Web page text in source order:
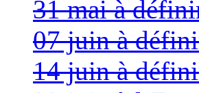
31 mai à
07 juin à
14 juin à